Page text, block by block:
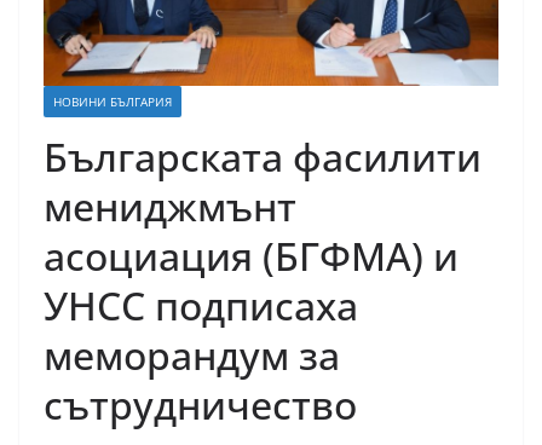
НОВИНИ БЪЛГАРИЯ
Българската фасилити
мениджмънт
асоциация (БГФМА) и
УНСС подписаха
меморандум за
сътрудничество